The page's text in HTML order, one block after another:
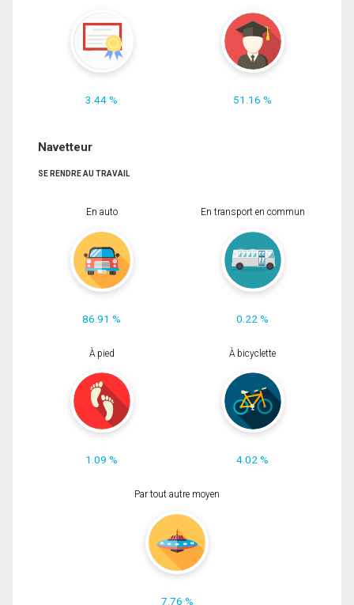
3.44 % 51.16 %
Navetteur
SE RENDRE AU TRAVAIL
En auto
86.91 %
En transport en commun
0.22 %
À pied
1.09 %
À bicyclette
4.02 %
Par tout autre moyen
7.76 %